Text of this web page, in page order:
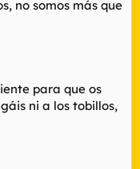
no somos más que
para que os
ni a los tobillos,